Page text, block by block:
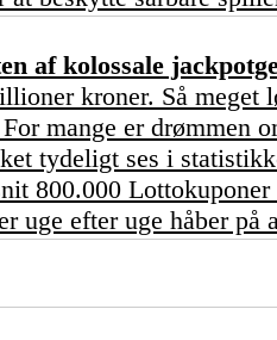
af kolossale
kroner. Så meget
mange er drømmen
tydeligt ses i
800.000
uge efter uge håber